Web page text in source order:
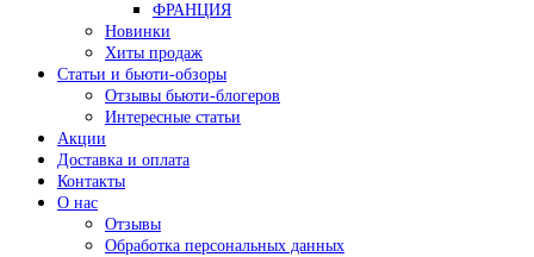
ФРАНЦИЯ
Новинки
Хиты продаж
Статьи и бьюти-обзоры
Отзывы бьюти-блогеров
Интересные статьи
Акции
Доставка и оплата
Контакты
О нас
Отзывы
Обработка персональных данных